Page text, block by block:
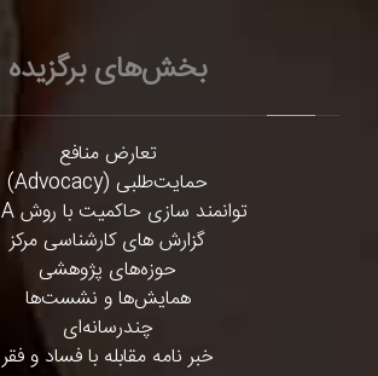
بخش‌های برگزیده
تعارض منافع
حمایت‌طلبی (Advocacy)
توانمند سازی حاکمیت با روش PDIA
گزارش های کارشناسی مرکز
حوزه‌های پژوهشی
همایش‌ها و نشست‌ها
چندرسانه‌ای
خبر نامه مقابله با فساد و فقر